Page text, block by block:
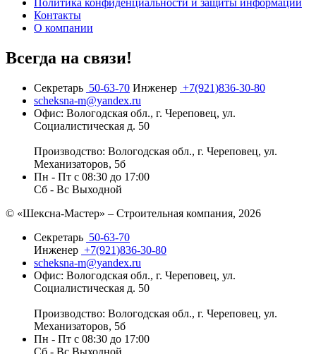
Политика конфиденциальности и защиты информации
Контакты
О компании
Всегда на связи!
Секретарь 50-63-70 Инженер +7(921)836-30-80
scheksna-m@yandex.ru
Офис: Вологодская обл., г. Череповец, ул.
Социалистическая д. 50
Производство: Вологодская обл., г. Череповец, ул.
Механизаторов, 5б
Пн - Пт с 08:30 до 17:00
Сб - Вс Выходной
© «Шексна-Мастер» – Строительная компания, 2026
Секретарь 50-63-70
Инженер +7(921)836-30-80
scheksna-m@yandex.ru
Офис: Вологодская обл., г. Череповец, ул.
Социалистическая д. 50
Производство: Вологодская обл., г. Череповец, ул.
Механизаторов, 5б
Пн - Пт с 08:30 до 17:00